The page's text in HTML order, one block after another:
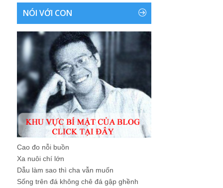
NÓI VỚI CON
Cao đo nỗi buồn
Xa nuôi chí lớn
Dẫu làm sao thì cha vẫn muốn
Sống trên đá không chê đá gập ghềnh